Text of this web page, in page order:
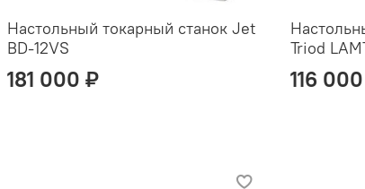
Настольный токарный станок Jet
BD-12VS
181 000 ₽
Triod
116